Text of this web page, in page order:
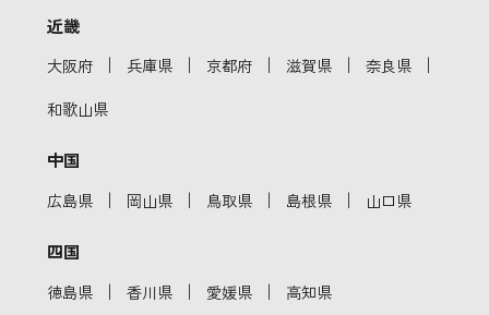
近畿
大阪府 ｜ 兵庫県 ｜ 京都府 ｜ 滋賀県 ｜ 奈良県 ｜
和歌山県
中国
広島県 ｜ 岡山県 ｜ 鳥取県 ｜ 島根県 ｜ 山口県
四国
徳島県 ｜ 香川県 ｜ 愛媛県 ｜ 高知県